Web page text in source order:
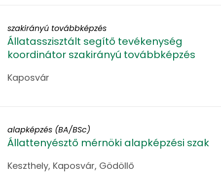
Állatasszisztált segítő tevékenység
koordinátor szakirányú továbbképzés
Kaposvár
szakirányú továbbképzés
Állattenyésztő mérnöki alapképzési szak
Keszthely, Kaposvár, Gödöllő
alapképzés (BA/BSc)